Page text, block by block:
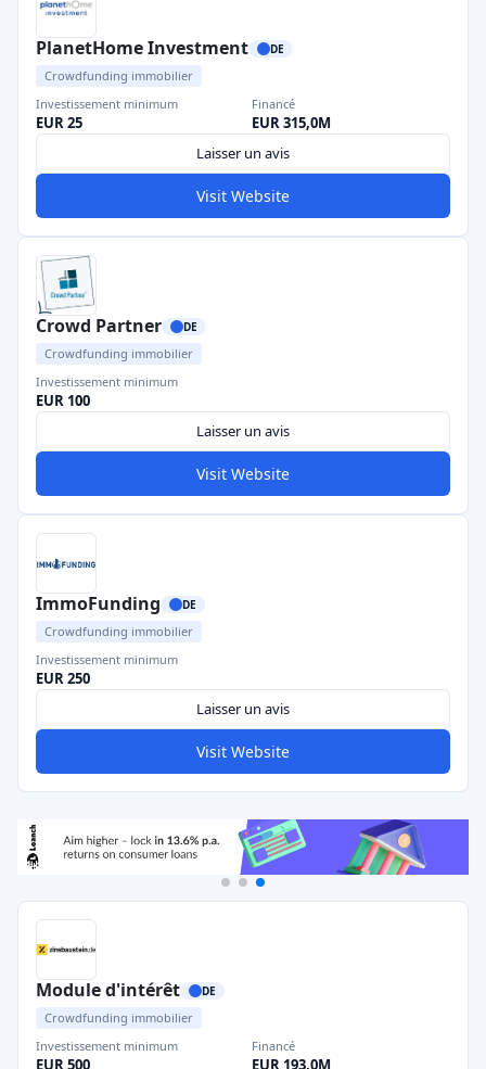
PlanetHome Investment DE
Crowdfunding immobilier
Investissement minimum
EUR 25
Financé
EUR 315,0M
Laisser un avis
Visit Website
Crowd Partner DE
Crowdfunding immobilier
Investissement minimum
EUR 100
Laisser un avis
Visit Website
ImmoFunding DE
Crowdfunding immobilier
Investissement minimum
EUR 250
Laisser un avis
Visit Website
Module d'intérêt DE
Crowdfunding immobilier
Investissement minimum
EUR 500
Financé
EUR 193,0M